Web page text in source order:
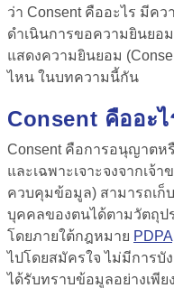
ว่า Consent คืออะไร มีคว
ดำเนินการขอความยินยอ
แสดงความยินยอม
ไหน ในบทความนี้กัน
Consent คืออะไ
Consent คือการอนุญาตห
และเฉพาะเจาะจงจากเจ้
ควบคุมข้อมูล) สามารถเก็
บุคคลของตนได้ตามวัตถุป
โดยภายใต้กฎหมาย PDPA
ไปโดยสมัครใจ ไม่มีการบั
ได้รับทราบข้อมูลอย่างเพีย